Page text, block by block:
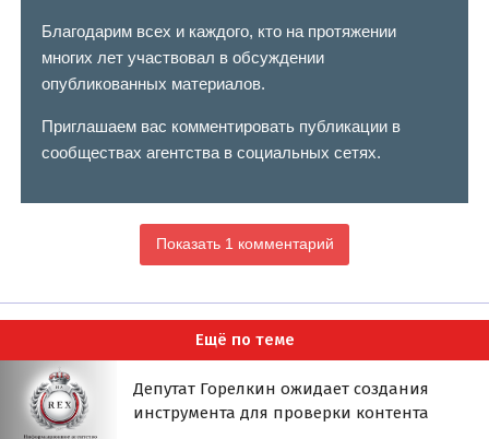
Благодарим всех и каждого, кто на протяжении
многих лет участвовал в обсуждении
опубликованных материалов.
Приглашаем вас комментировать публикации в
сообществах агентства в социальных сетях.
Показать 1 комментарий
Ещё по теме
Депутат Горелкин ожидает создания
инструмента для проверки контента